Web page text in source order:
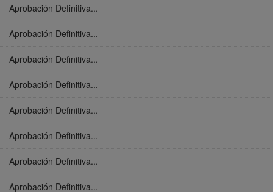
Aprobación Definitiva...
Aprobación Definitiva...
Aprobación Definitiva...
Aprobación Definitiva...
Aprobación Definitiva...
Aprobación Definitiva...
Aprobación Definitiva...
Aprobación Definitiva...